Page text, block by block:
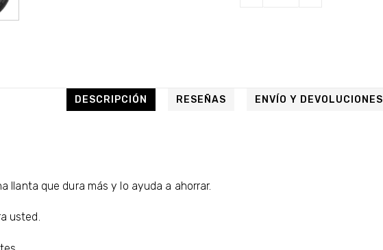
DESCRIPCIÓN RESEÑAS ENVÍO Y DEVOLUCIONES
llanta que dura más y lo ayuda a ahorrar.
usted.